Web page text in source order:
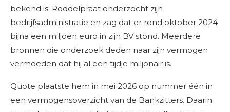
bekend is: Roddelpraat onderzocht zijn
bedrijfsadministratie en zag dat er rond oktober 2024
bijna een miljoen euro in zijn BV stond. Meerdere
bronnen die onderzoek deden naar zijn vermogen
vermoeden dat hij al een tijdje miljonair is.
Quote plaatste hem in mei 2026 op nummer één in
een vermogensoverzicht van de Bankzitters. Daarin